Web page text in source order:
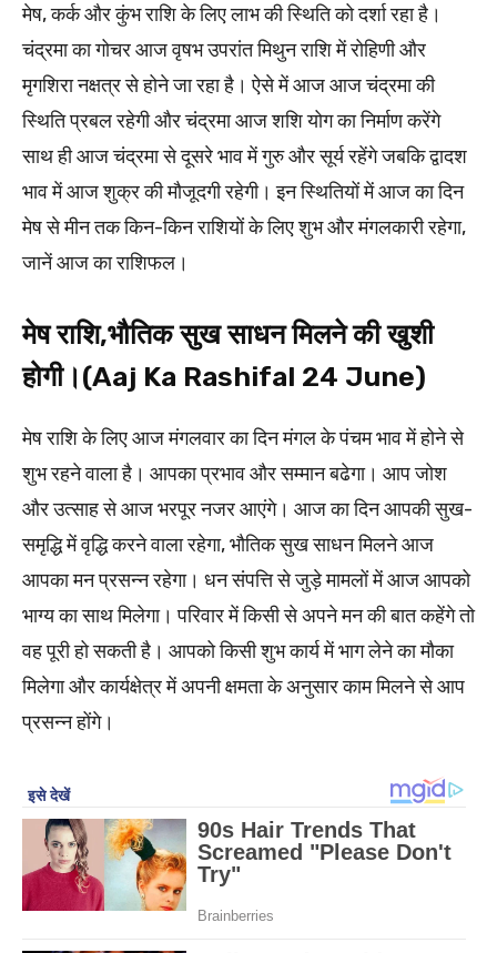
मेष, कर्क और कुंभ राशि के लिए लाभ की स्थिति को दर्शा रहा है।
चंद्रमा का गोचर आज वृषभ उपरांत मिथुन राशि में रोहिणी और
मृगशिरा नक्षत्र से होने जा रहा है। ऐसे में आज आज चंद्रमा की
स्थिति प्रबल रहेगी और चंद्रमा आज शशि योग का निर्माण करेंगे
साथ ही आज चंद्रमा से दूसरे भाव में गुरु और सूर्य रहेंगे जबकि द्वादश
भाव में आज शुक्र की मौजूदगी रहेगी। इन स्थितियों में आज का दिन
मेष से मीन तक किन-किन राशियों के लिए शुभ और मंगलकारी रहेगा,
जानें आज का राशिफल।
मेष राशि,भौतिक सुख साधन मिलने की खुशी
होगी।(Aaj Ka Rashifal 24 June)
मेष राशि के लिए आज मंगलवार का दिन मंगल के पंचम भाव में होने से
शुभ रहने वाला है। आपका प्रभाव और सम्मान बढेगा। आप जोश
और उत्साह से आज भरपूर नजर आएंगे। आज का दिन आपकी सुख-
समृद्धि में वृद्धि करने वाला रहेगा, भौतिक सुख साधन मिलने आज
आपका मन प्रसन्न रहेगा। धन संपत्ति से जुड़े मामलों में आज आपको
भाग्य का साथ मिलेगा। परिवार में किसी से अपने मन की बात कहेंगे तो
वह पूरी हो सकती है। आपको किसी शुभ कार्य में भाग लेने का मौका
मिलेगा और कार्यक्षेत्र में अपनी क्षमता के अनुसार काम मिलने से आप
प्रसन्न होंगे।